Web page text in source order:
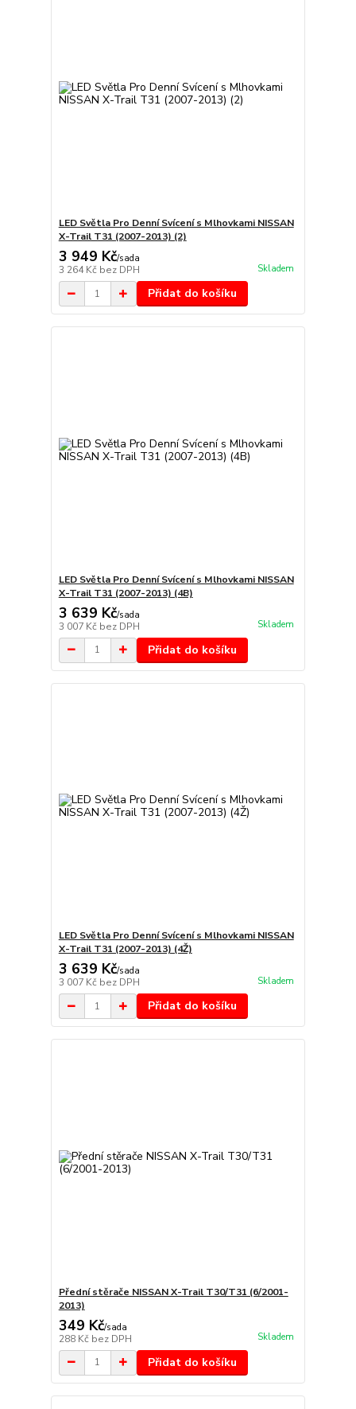
LED Světla Pro Denní Svícení s Mlhovkami NISSAN
X-Trail T31 (2007-2013) (2)
3 949 Kč/sada
3 264 Kč bez DPH Skladem
Přidat do košíku
LED Světla Pro Denní Svícení s Mlhovkami NISSAN
X-Trail T31 (2007-2013) (4B)
3 639 Kč/sada
3 007 Kč bez DPH Skladem
Přidat do košíku
LED Světla Pro Denní Svícení s Mlhovkami NISSAN
X-Trail T31 (2007-2013) (4Ž)
3 639 Kč/sada
3 007 Kč bez DPH Skladem
Přidat do košíku
Přední stěrače NISSAN X-Trail T30/T31 (6/2001-
2013)
349 Kč/sada
288 Kč bez DPH Skladem
Přidat do košíku